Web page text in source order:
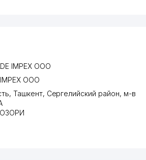
IMPEX ООО
IMPEX ООО
,Ташкент, Сергелийский район, м-в